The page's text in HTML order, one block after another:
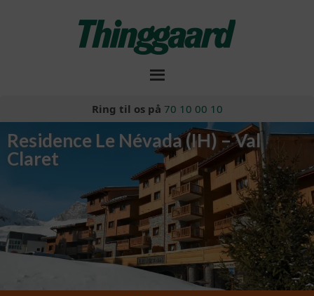
Ring til os på 70 10 00 10
Residence Le Névada (IH) – Val
Claret